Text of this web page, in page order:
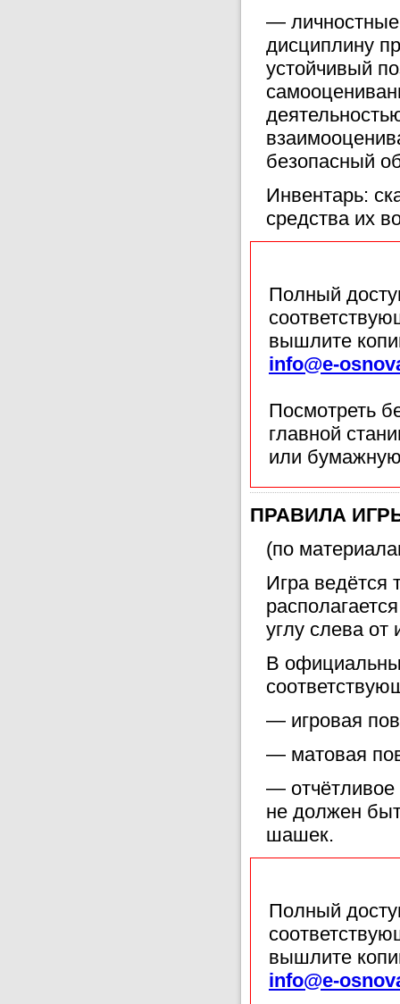
—
дисциплину
устойчивый
безопасный
Инвентарь:
средства их
Полный
вышлите
info@e-
Посмотреть
главной
или
ПРАВИЛА
(по
Игра
углу слева
В
— игровая
— матовая
— отчётливое
не должен
шашек.
Полный
вышлите
info@e-